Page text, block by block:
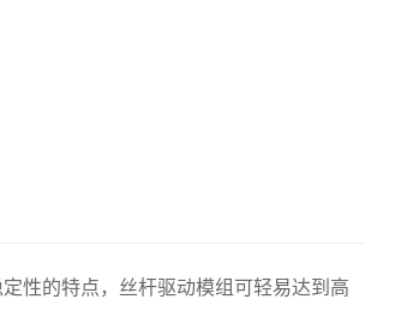
性的特点，丝杆驱动模组可轻易达到高